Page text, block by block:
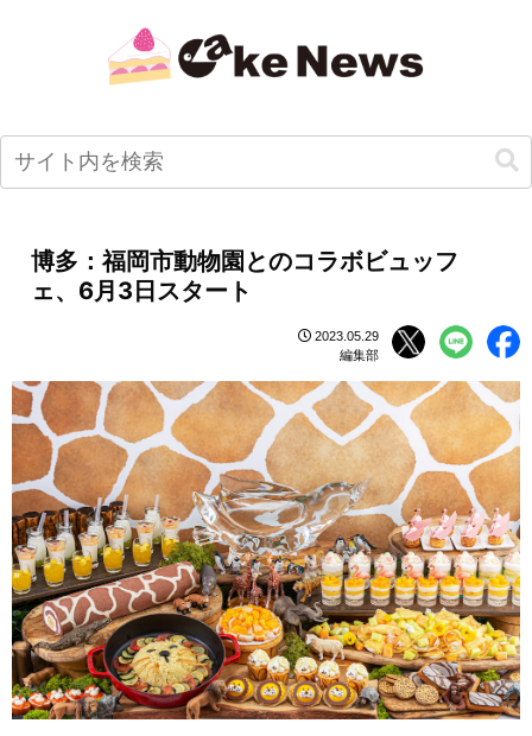
博多：福岡市動物園とのコラボビュッフ
ェ、6月3日スタート
2023.05.29
編集部